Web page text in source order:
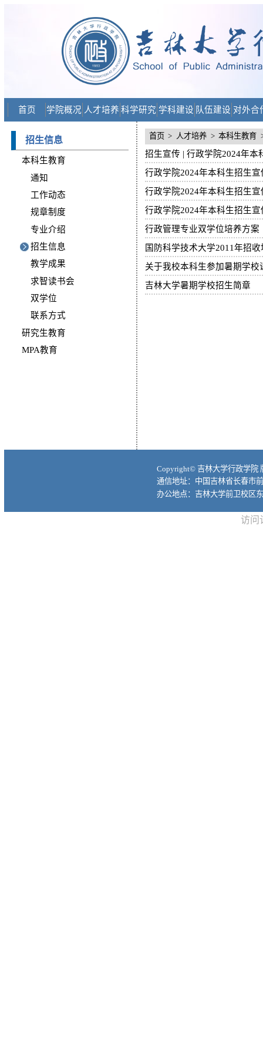
首页 学院概况 人才培养 科学研究 学科建设 队伍建设 对外合
招生信息
本科生教育
通知
工作动态
规章制度
专业介绍
招生信息
教学成果
求智读书会
双学位
联系方式
研究生教育
MPA教育
首页 > 人才培养 > 本科生教育
行政学院2024年本科生招生
行政管理专业双学位培养方案
国防科学技术大学2011年招
关于我校本科生参加暑期学校
吉林大学暑期学校招生简章
Copyright© 吉林大学行政学院
通信地址：中国吉林省长春市
办公地点：吉林大学前卫校区
访问